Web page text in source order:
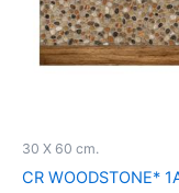
30 X 60 cm.
CR WOODSTONE*